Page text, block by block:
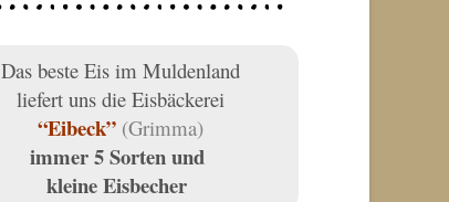
Das beste Eis im Muldenland
liefert uns die Eisbäckerei
“Eibeck” (Grimma)
immer 5 Sorten und
kleine Eisbecher